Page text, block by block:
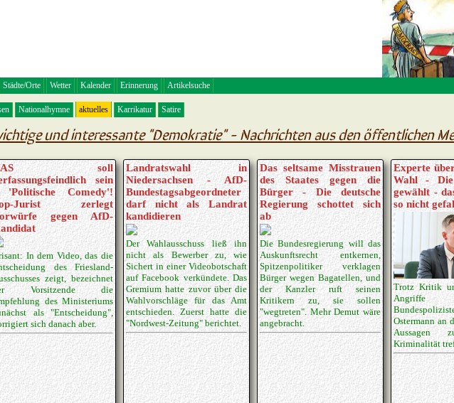
Städte/Orte Wetter Kalender Erinnerung Artikelsuche
Nationalhymne aktuelles Karrikatur Satire
und interessante "Demokratie" - Nachrichten aus den öffentlichen
soll
sein
Comedy'!
Jurist zerlegt
gegen AfD-
In dem Video, das die
des Friesland-
zeigt, bezeichnet
Vorsitzende die
des Ministeriums
als "Entscheidung",
sich danach aber.
Landratswahl in
Niedersachsen - AfD-
Bundestagsabgeordneter
darf nicht als Landrat
kandidieren
Der Wahlausschuss ließ ihn
nicht als Bewerber zu, wie
Sichert in einer Videobotschaft
auf Facebook verkündete. Das
Gremium hatte zuvor über die
Wahlvorschläge für das Amt
entschieden. Zuerst hatte die
"Nordwest-Zeitung" berichtet.
Das seltsame Misstrauen
des Staates gegen die
Bürger - Die deutsche
Regierung schottet sich
ab
Die Bundesregierung will das
Auskunftsrecht entkernen,
Spitzenpolitiker verklagen
Bürger wegen Bagatellen, und
der Kanzler ruft seinen
Kritikern zu, sie sollen
"wegtreten". Mehr Demut wäre
angebracht.
Experte
Wahl -
gewählt -
so nicht
Trotz Kritik
Ostermann an
Aussagen
Kriminalität